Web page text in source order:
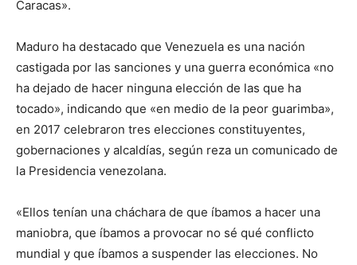
Caracas».
Maduro ha destacado que Venezuela es una nación
castigada por las sanciones y una guerra económica «no
ha dejado de hacer ninguna elección de las que ha
tocado», indicando que «en medio de la peor guarimba»,
en 2017 celebraron tres elecciones constituyentes,
gobernaciones y alcaldías, según reza un comunicado de
la Presidencia venezolana.
«Ellos tenían una cháchara de que íbamos a hacer una
maniobra, que íbamos a provocar no sé qué conflicto
mundial y que íbamos a suspender las elecciones. No